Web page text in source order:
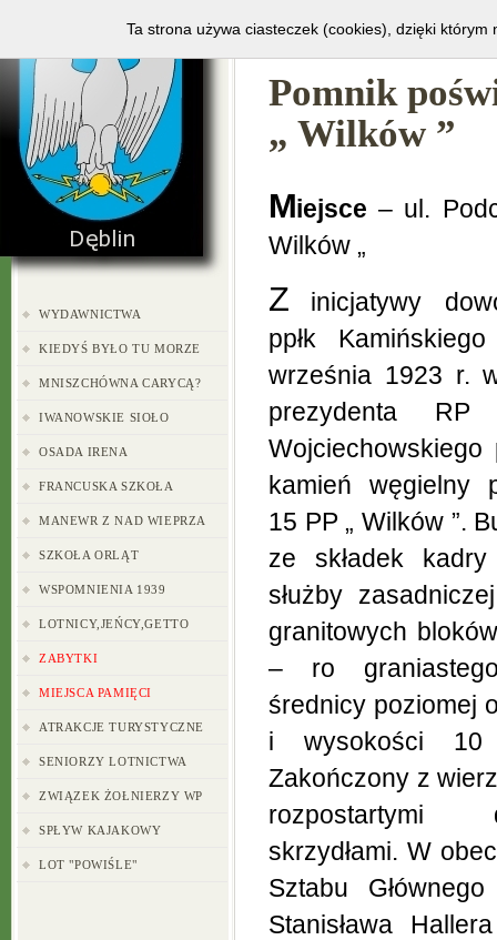
WYDAWNICTWA
KIEDYŚ BYŁO TU MORZE
MNISZCHÓWNA CARYCĄ?
IWANOWSKIE SIOŁO
OSADA IRENA
FRANCUSKA SZKOŁA
MANEWR Z NAD WIEPRZA
SZKOŁA ORLĄT
WSPOMNIENIA 1939
LOTNICY,JEŃCY,GETTO
ZABYTKI
MIEJSCA PAMIĘCI
ATRAKCJE TURYSTYCZNE
SENIORZY LOTNICTWA
ZWIĄZEK ŻOŁNIERZY WP
SPŁYW KAJAKOWY
LOT "POWIŚLE"
HOME GALERIA
Pomnik
„ Wilków ”
Miejsce – ul.
Wilków „
Z inicjatywy
ppłk
września 1923 r.
prezydenta RP
Wojciechowskiego
kamień węgielny
15 PP „ Wilków ”.
ze składek
służby
granitowych
– ro
średnicy poziomej
i wysokości
Zakończony z
skrzydłami. W
Sztabu
Stanisława
Ta strona używa ciasteczek (cookies), dzięki którym